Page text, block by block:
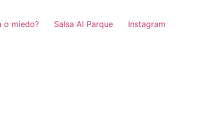
o miedo? Salsa Al Parque Instagram